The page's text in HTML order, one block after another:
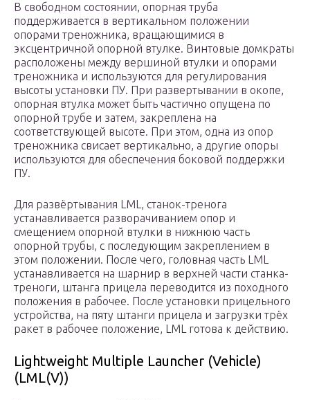
В свободном состоянии, опорная труба
поддерживается в вертикальном положении
опорами треножника, вращающимися в
эксцентричной опорной втулке. Винтовые домкраты
расположены между вершиной втулки и опорами
треножника и используются для регулирования
высоты установки ПУ. При развертывании в окопе,
опорная втулка может быть частично опущена по
опорной трубе и затем, закреплена на
соответствующей высоте. При этом, одна из опор
треножника свисает вертикально, а другие опоры
используются для обеспечения боковой поддержки
ПУ.
Для развёртывания LML, станок-тренога
устанавливается разворачиванием опор и
смещением опорной втулки в нижнюю часть
опорной трубы, с последующим закреплением в
этом положении. После чего, головная часть LML
устанавливается на шарнир в верхней части станка-
треноги, штанга прицела переводится из походного
положения в рабочее. После установки прицельного
устройства, на пяту штанги прицела и загрузки трёх
ракет в рабочее положение, LML готова к действию.
Lightweight Multiple Launcher (Vehicle)
(LML(V))